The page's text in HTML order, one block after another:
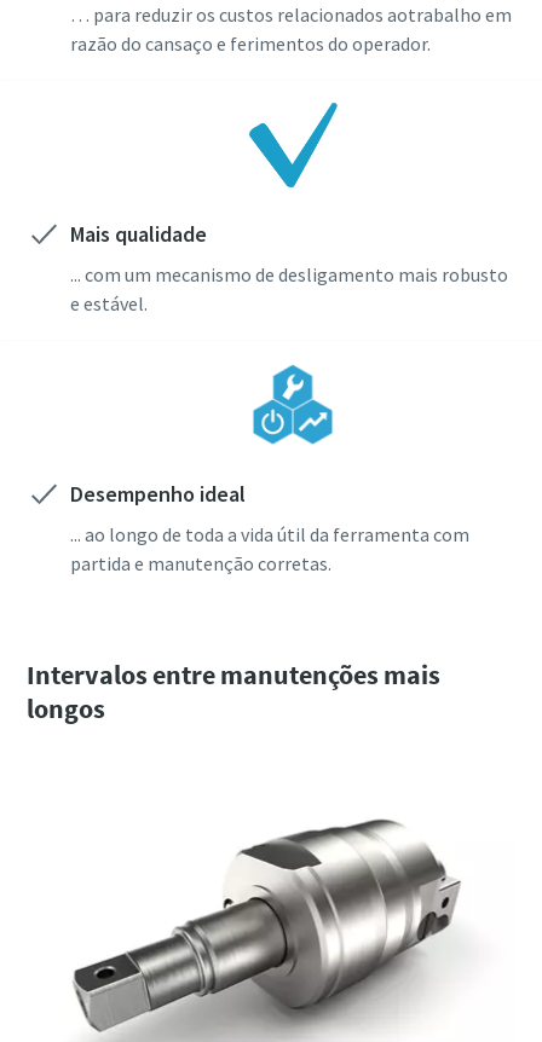
… para reduzir os custos relacionados aotrabalho em
razão do cansaço e ferimentos do operador.
Mais qualidade
... com um mecanismo de desligamento mais robusto
e estável.
Desempenho ideal
... ao longo de toda a vida útil da ferramenta com
partida e manutenção corretas.
Intervalos entre manutenções mais
longos